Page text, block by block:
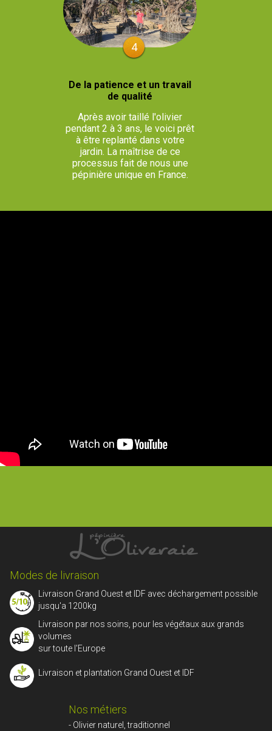
4
De la patience et un travail
de qualité
Après avoir taillé l'olivier
pendant 2 à 3 ans, le voici prêt
à être replanté dans votre
jardin. La maîtrise de ce
processus fait de nous une
pépinière unique en France.
Modes de livraison
Livraison Grand Ouest et IDF avec déchargement possible
jusqu'a 1200kg
Livraison par nos soins, pour les végétaux aux grands
volumes
sur toute l'Europe
Livraison et plantation Grand Ouest et IDF
Nos métiers
- Olivier naturel, traditionnel